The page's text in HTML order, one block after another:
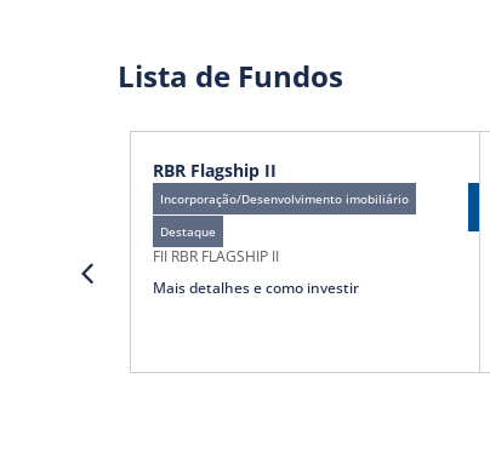
Lista de Fundos
RBR Flagship II
Incorporação/Desenvolvimento imobiliário
Destaque
FII RBR FLAGSHIP II
Mais detalhes e como investir